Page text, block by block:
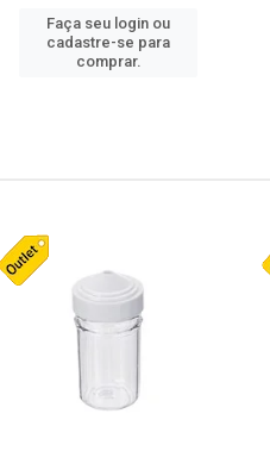
Faça seu login ou
cadastre-se para
comprar.